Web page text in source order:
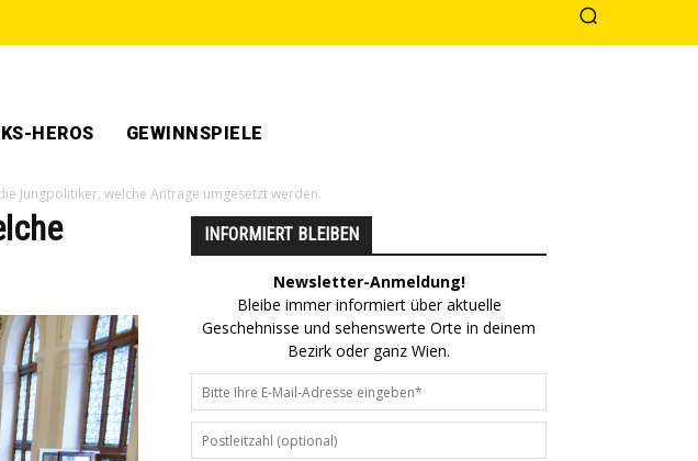
HEROS GEWINNSPIELE
Jungpolitiker, welche Anträge umgesetzt werden.
INFORMIERT BLEIBEN
Newsletter-Anmeldung!
Bleibe immer informiert über aktuelle
Geschehnisse und sehenswerte Orte in deinem
Bezirk oder ganz Wien.